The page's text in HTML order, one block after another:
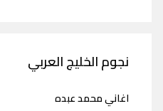
نجوم الخليج العربي
اغاني محمد عبده